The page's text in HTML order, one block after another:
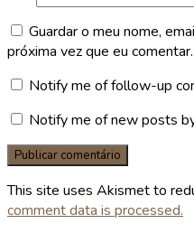
Guardar o meu nome,
próxima vez que eu comentar.
Notify me of follow-up
Notify me of new posts
This site uses Akismet to
comment data is processed.